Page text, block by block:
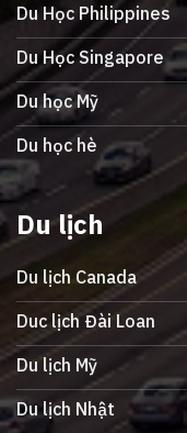
Du Học Philippines
Du Học Singapore
Du học Mỹ
Du học hè
Du lịch
Du lịch Canada
Duc lịch Đài Loan
Du lịch Mỹ
Du lịch Nhật